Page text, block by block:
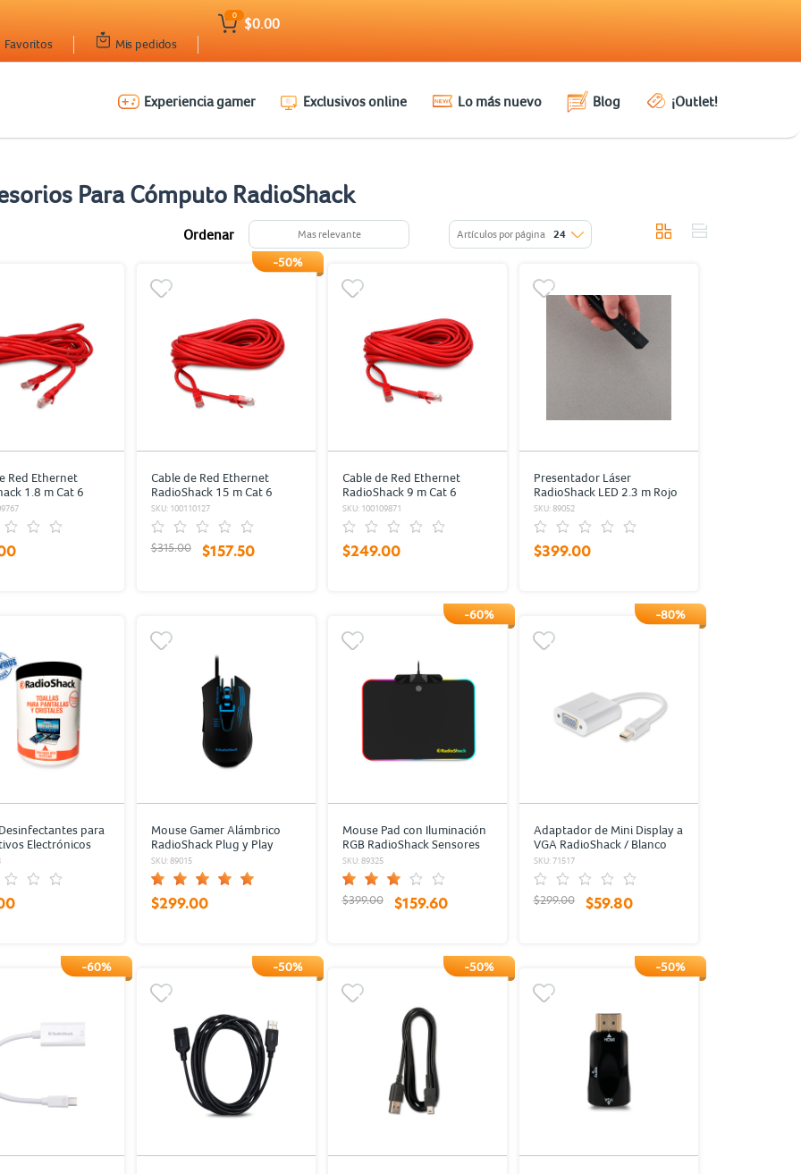
Mis pedidos
Favoritos
0
$0.00
Experiencia gamer Exclusivos online Lo más nuevo Blog ¡Outlet!
Para Cómputo RadioShack
Ordenar Mas relevante Artículos por página 24
Red Ethernet
1.8 m Cat 6
-50%
Cable de Red Ethernet
RadioShack 15 m Cat 6
SKU: 100110127
$315.00 $157.50
Cable de Red Ethernet
RadioShack 9 m Cat 6
SKU: 100109871
$249.00
Presentador Láser
RadioShack LED 2.3 m Rojo
SKU: 89052
$399.00
para
Electrónicos
/ 100 piezas
Mouse Gamer Alámbrico
RadioShack Plug y Play
Iluminación RGB Negro
SKU: 89015
$299.00
-60%
Mouse Pad con Iluminación
RGB RadioShack Sensores
Touch Multicolor
SKU: 89325
$399.00 $159.60
-80%
Adaptador de Mini Display a
VGA RadioShack / Blanco
SKU: 71517
$299.00 $59.80
-60% -50% -50% -50%